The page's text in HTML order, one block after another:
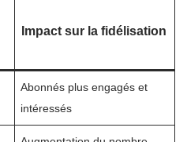
Impact sur la fidélisation
Abonnés plus engagés et
intéressés